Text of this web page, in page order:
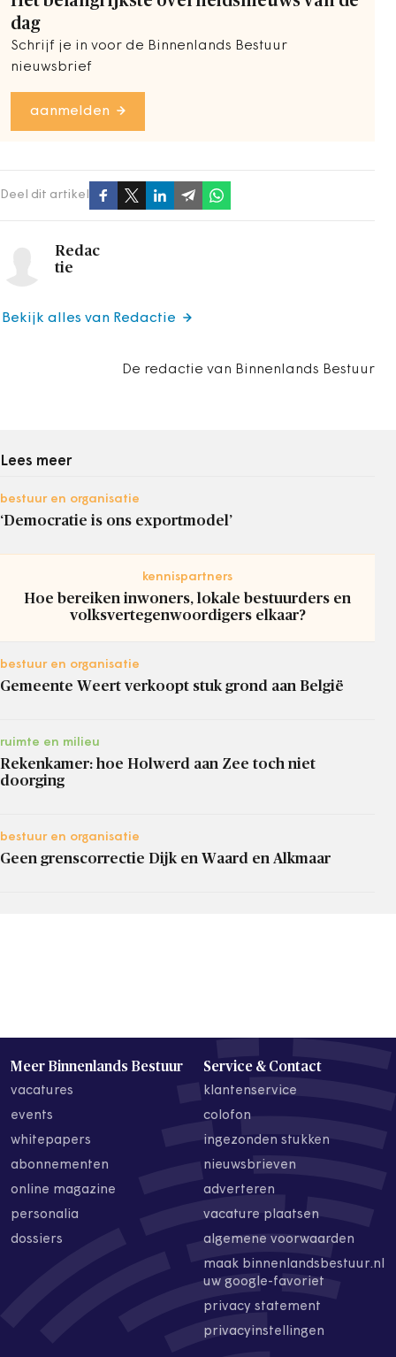
dag
Schrijf je in voor de Binnenlands Bestuur
nieuwsbrief
aanmelden
Deel dit artikel
Redac
tie
De redactie van Binnenlands Bestuur
Bekijk alles van Redactie
Lees meer
bestuur en organisatie
‘Democratie is ons exportmodel’
kennispartners
Hoe bereiken inwoners, lokale bestuurders en
volksvertegenwoordigers elkaar?
bestuur en organisatie
Gemeente Weert verkoopt stuk grond aan België
ruimte en milieu
Rekenkamer: hoe Holwerd aan Zee toch niet
doorging
bestuur en organisatie
Geen grenscorrectie Dijk en Waard en Alkmaar
Meer Binnenlands Bestuur
vacatures
events
whitepapers
abonnementen
online magazine
personalia
dossiers
Service & Contact
klantenservice
colofon
ingezonden stukken
nieuwsbrieven
adverteren
vacature plaatsen
algemene voorwaarden
maak binnenlandsbestuur.nl
uw google-favoriet
privacy statement
privacyinstellingen